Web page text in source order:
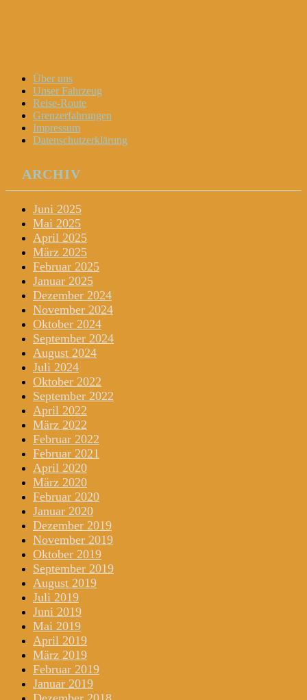
Menu
Widgets
Search
Skip
content
Über uns
Unser Fahrzeug
Reise-Route
Grenzerfahrungen
Impressum
Datenschutzerklärung
ARCHIV
Juni 2025
Mai 2025
April 2025
März 2025
Februar 2025
Januar 2025
Dezember 2024
November 2024
Oktober 2024
September 2024
August 2024
Juli 2024
Oktober 2022
September 2022
April 2022
März 2022
Februar 2022
Februar 2021
April 2020
März 2020
Februar 2020
Januar 2020
Dezember 2019
November 2019
Oktober 2019
September 2019
August 2019
Juli 2019
Juni 2019
Mai 2019
April 2019
März 2019
Februar 2019
Januar 2019